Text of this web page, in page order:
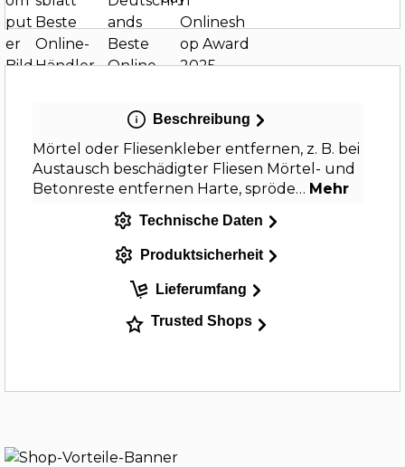
Beschreibung
Mörtel oder Fliesenkleber entfernen, z. B. bei
Austausch beschädigter Fliesen Mörtel- und
Betonreste entfernen Harte, spröde… Mehr
Technische Daten
Produktsicherheit
Lieferumfang
Trusted Shops